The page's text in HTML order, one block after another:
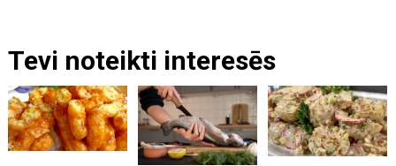
Tevi noteikti interesēs